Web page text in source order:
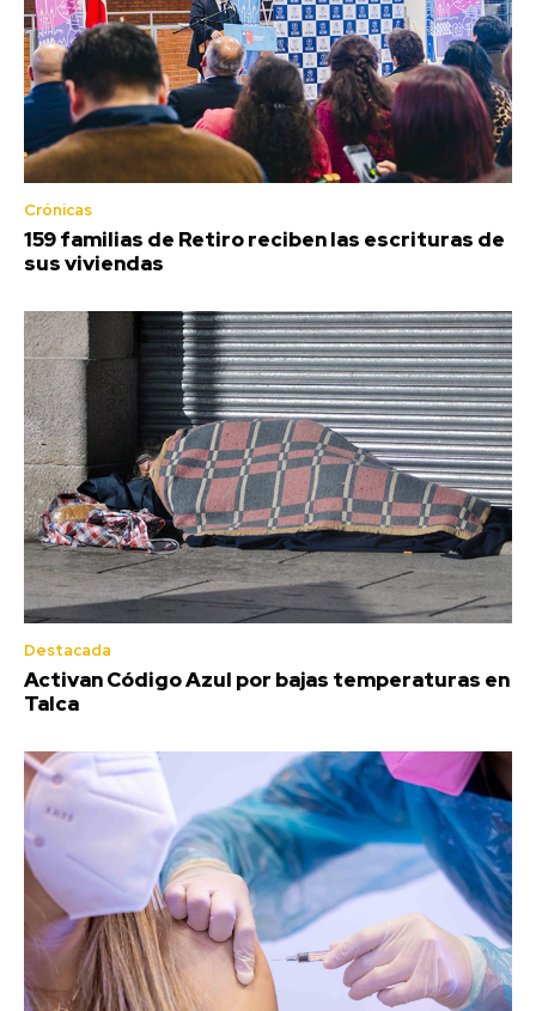
Crónicas
159 familias de Retiro reciben las escrituras de
sus viviendas
Destacada
Activan Código Azul por bajas temperaturas en
Talca